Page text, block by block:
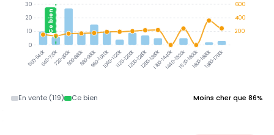
560-640k640-720k720-800k800-880k880-960k960-1040k1040-1120k1120-1200k1200-1280k1280-1360k1360-1440k1440-1520k1520-1600k1600-1680k1680-1760k
Ce bien
600
400
200
30
20
10
0
En vente (119) Ce bien Moins cher que 86%